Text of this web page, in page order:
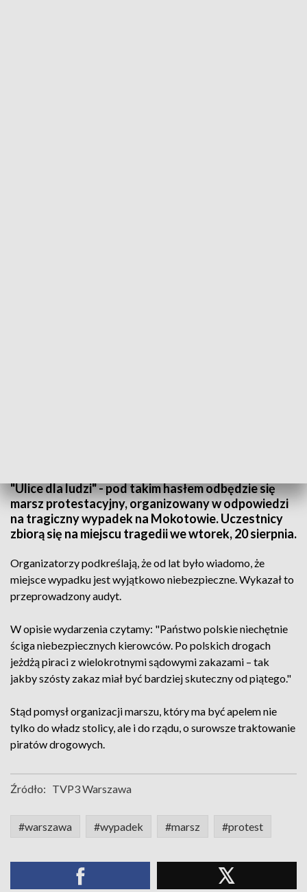
"Ulice dla ludzi" - pod takim hasłem odbędzie się
marsz protestacyjny, organizowany w odpowiedzi
na tragiczny wypadek na Mokotowie. Uczestnicy
zbiorą się na miejscu tragedii we wtorek, 20 sierpnia.
Organizatorzy podkreślają, że od lat było wiadomo, że
miejsce wypadku jest wyjątkowo niebezpieczne. Wykazał to
przeprowadzony audyt.
W opisie wydarzenia czytamy: "Państwo polskie niechętnie
ściga niebezpiecznych kierowców. Po polskich drogach
jeżdżą piraci z wielokrotnymi sądowymi zakazami – tak
jakby szósty zakaz miał być bardziej skuteczny od piątego."
Stąd pomysł organizacji marszu, który ma być apelem nie
tylko do władz stolicy, ale i do rządu, o surowsze traktowanie
piratów drogowych.
Źródło: TVP3 Warszawa
#warszawa #wypadek #marsz #protest